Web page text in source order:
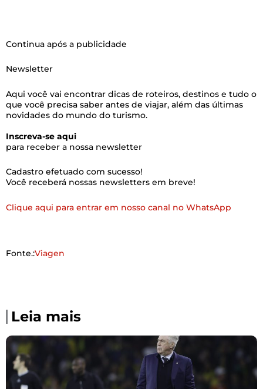
Continua após a publicidade
Newsletter
Aqui você vai encontrar dicas de roteiros, destinos e tudo o
que você precisa saber antes de viajar, além das últimas
novidades do mundo do turismo.
Inscreva-se aqui
para receber a nossa newsletter
Cadastro efetuado com sucesso!
Você receberá nossas newsletters em breve!
Clique aqui para entrar em nosso canal no WhatsApp
Fonte.:Viagen
Leia mais